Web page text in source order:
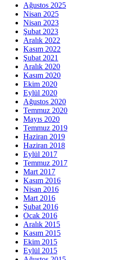
Ağustos 2025
Nisan 2025
Nisan 2023
Şubat 2023
Aralık 2022
Kasım 2022
Şubat 2021
Aralık 2020
Kasım 2020
Ekim 2020
Eylül 2020
Ağustos 2020
Temmuz 2020
Mayıs 2020
Temmuz 2019
Haziran 2019
Haziran 2018
Eylül 2017
Temmuz 2017
Mart 2017
Kasım 2016
Nisan 2016
Mart 2016
Şubat 2016
Ocak 2016
Aralık 2015
Kasım 2015
Ekim 2015
Eylül 2015